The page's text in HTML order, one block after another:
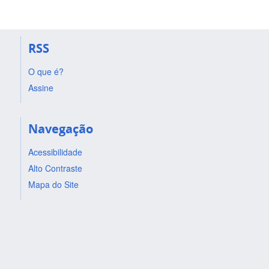
RSS
O que é?
Assine
Navegação
Acessibilidade
Alto Contraste
Mapa do Site